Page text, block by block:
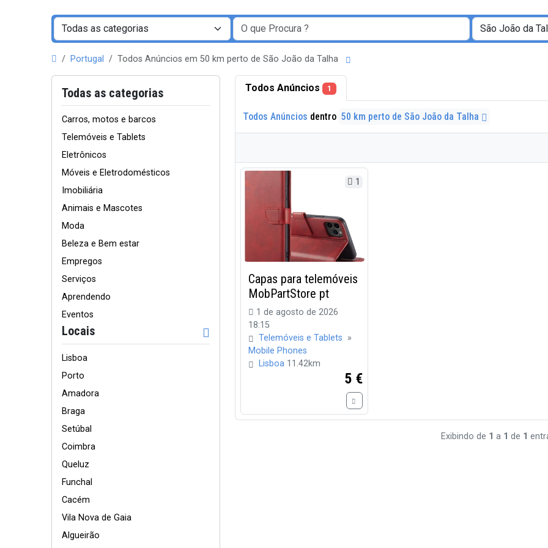
Portugal Todos Anúncios em 50 km perto de São João da Talha
Todas as categorias
Carros, motos e barcos
Telemóveis e Tablets
Eletrônicos
Móveis e Eletrodomésticos
Imobiliária
Animais e Mascotes
Moda
Beleza e Bem estar
Empregos
Serviços
Aprendendo
Eventos
Locais
Lisboa
Porto
Amadora
Braga
Setúbal
Coimbra
Queluz
Funchal
Cacém
Vila Nova de Gaia
Algueirão
Todos Anúncios 1
Todos Anúncios dentro 50 km perto de São João da Talha
1
Capas para telemóveis
MobPartStore pt
1 de agosto de 2026
18:15
Telemóveis e Tablets »
Mobile Phones
Lisboa 11.42km
5 €
Exibindo de 1 a 1 de 1